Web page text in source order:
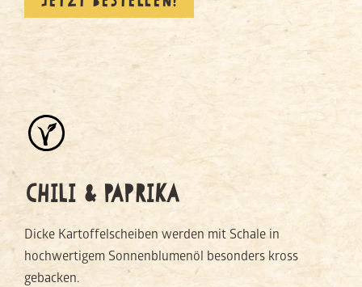
CHILI & PAPRIKA
Dicke Kartoffelscheiben werden mit Schale in
hochwertigem Sonnenblumenöl besonders kross
gebacken.